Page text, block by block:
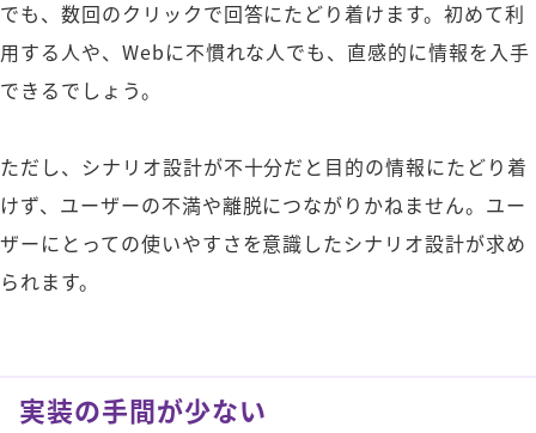
でも、数回のクリックで回答にたどり着けます。初めて利
用する人や、Webに不慣れな人でも、直感的に情報を入手
できるでしょう。
ただし、シナリオ設計が不十分だと目的の情報にたどり着
けず、ユーザーの不満や離脱につながりかねません。ユー
ザーにとっての使いやすさを意識したシナリオ設計が求め
られます。
実装の手間が少ない